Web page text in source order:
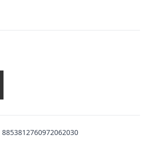
8853812760972062030